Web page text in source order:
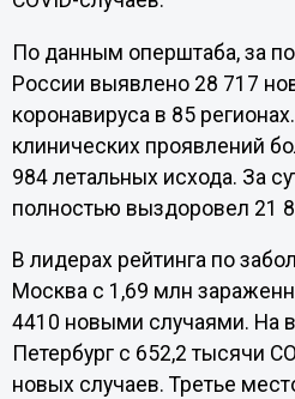
По данным оперштаба, за
России выявлено 28 717
коронавируса в 85
клинических проявлений
984 летальных исхода. За
полностью выздоровел 21
В лидерах рейтинга по
Москва с 1,69 млн
4410 новыми случаями. На
Петербург с 652,2 тысячи
новых случаев. Третье